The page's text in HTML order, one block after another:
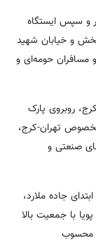
و سپس ایستگاه
داروپخش و خیابان شهید
حومه‌ای و
۲۴ اتوبان تهران-کرج، روبروی پارک
اتمسفر در کیلومتر ۲۷ جاده مخصوص تهران-کرج،
صنعتی و
جاده ملارد،
با جمعیت بالا
محسوب